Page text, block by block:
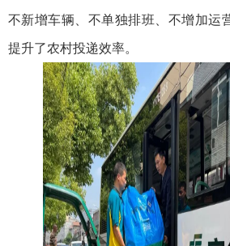
不新增车辆、不单独排班、不增加运
提升了农村投递效率。